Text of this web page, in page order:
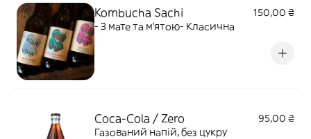
Kombucha Sachi
150,00 ₴
- З мате та м'ятою- Класична
Coca-Cola / Zero
95,00 ₴
Газований напій, без цукру